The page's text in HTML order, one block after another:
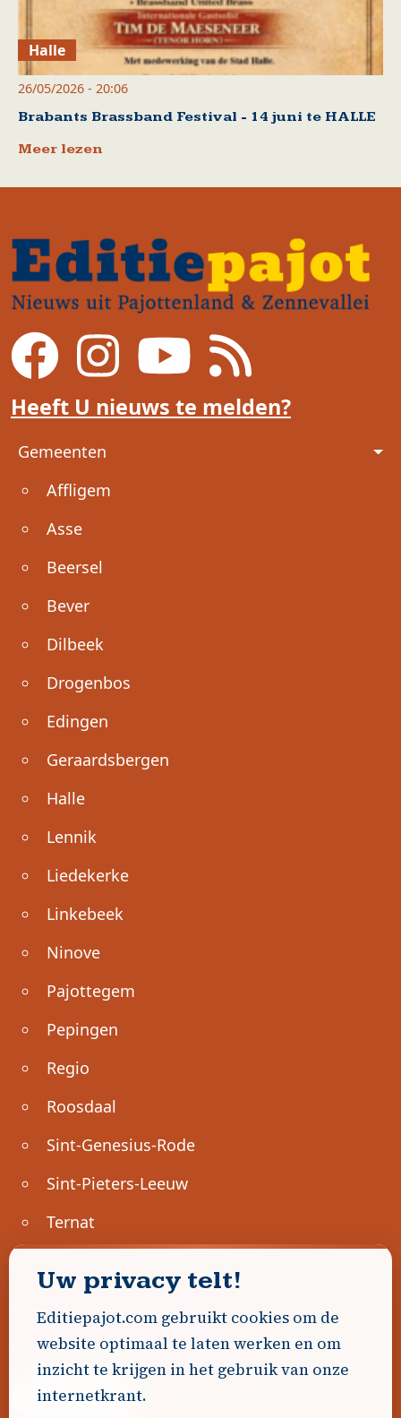
Halle
26/05/2026 - 20:06
Brabants Brassband Festival - 14 juni te HALLE
Meer lezen
Heeft U nieuws te melden?
Voet
Gemeenten
Affligem
Asse
Beersel
Bever
Dilbeek
Drogenbos
Edingen
Geraardsbergen
Halle
Lennik
Liedekerke
Linkebeek
Ninove
Pajottegem
Pepingen
Regio
Roosdaal
Sint-Genesius-Rode
Sint-Pieters-Leeuw
Ternat
Geen advertenties gevonden.
Uw advertentie hier? Contacteer ons!
Word Partner!
Uw privacy telt!
Editiepajot.com gebruikt cookies om de
website optimaal te laten werken en om
inzicht te krijgen in het gebruik van onze
internetkrant.